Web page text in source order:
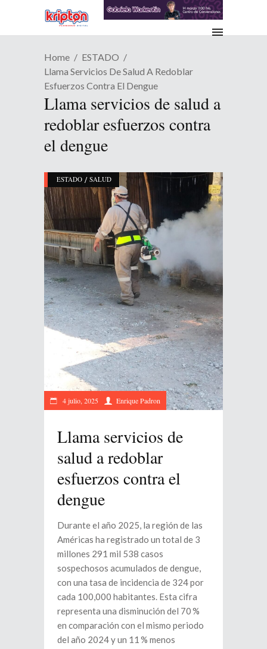
Home
ESTADO
Llama Servicios De Salud A Redoblar
Esfuerzos Contra El Dengue
Llama servicios de salud a
redoblar esfuerzos contra
el dengue
ESTADO / SALUD
4 julio, 2025 Enrique Padron
Llama servicios de
salud a redoblar
esfuerzos contra el
dengue
Durante el año 2025, la región de las
Américas ha registrado un total de 3
millones 291 mil 538 casos
sospechosos acumulados de dengue,
con una tasa de incidencia de 324 por
cada 100,000 habitantes. Esta cifra
representa una disminución del 70 %
en comparación con el mismo periodo
del año 2024 y un 11 % menos